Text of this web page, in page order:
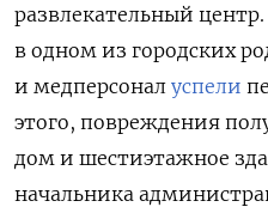
развлекательный
в одном из городских
и медперсонал успели
этого, повреждения
дом и шестиэтажное
начальника